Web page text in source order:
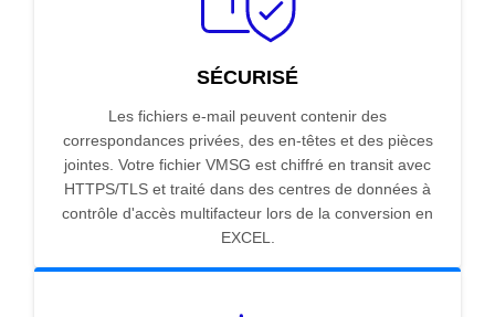
SÉCURISÉ
Les fichiers e-mail peuvent contenir des
correspondances privées, des en-têtes et des pièces
jointes. Votre fichier VMSG est chiffré en transit avec
HTTPS/TLS et traité dans des centres de données à
contrôle d'accès multifacteur lors de la conversion en
EXCEL.